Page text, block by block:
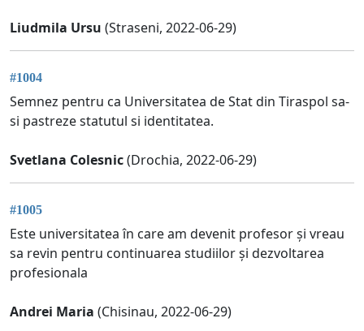
Liudmila Ursu (Straseni, 2022-06-29)
#1004
Semnez pentru ca Universitatea de Stat din Tiraspol sa-
si pastreze statutul si identitatea.
Svetlana Colesnic(Drochia, 2022-06-29)
#1005
Este universitatea în care am devenit profesor și vreau
sa revin pentru continuarea studiilor și dezvoltarea
profesionala
Andrei Maria (Chisinau, 2022-06-29)